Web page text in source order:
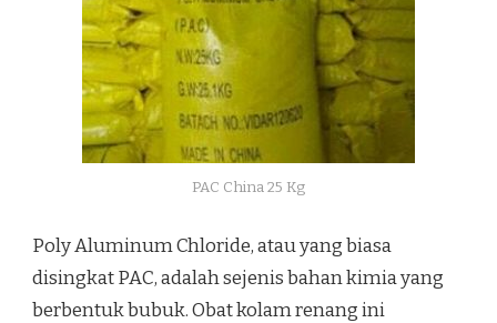
PAC China 25 Kg
Poly Aluminum Chloride, atau yang biasa
disingkat PAC, adalah sejenis bahan kimia yang
berbentuk bubuk. Obat kolam renang ini